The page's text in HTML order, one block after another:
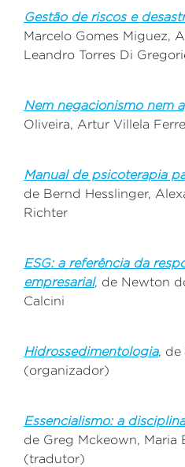
Gestão de riscos e
Marcelo Gomes Miguez,
Leandro Torres Di
Nem negacionismo nem
Oliveira, Artur Villela
Manual de psicoterapia
de Bernd Hesslinger,
Richter
ESG: a referência da
empresarial, de Newton
Calcini
Hidrossedimentologia, de
(organizador)
Essencialismo: a
de Greg Mckeown, Maria
(tradutor)